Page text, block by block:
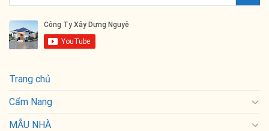
Trang chủ
Cẩm Nang
MẪU NHÀ